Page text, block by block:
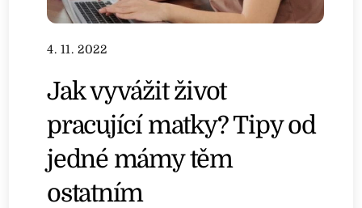
4. 11. 2022
Jak vyvážit život
pracující matky? Tipy od
jedné mámy těm
ostatním